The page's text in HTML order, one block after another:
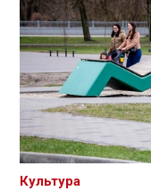
Культура